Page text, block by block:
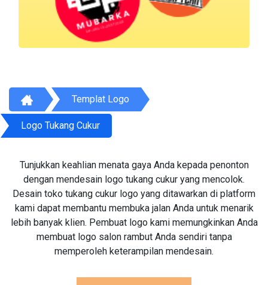
Templat Logo
Logo Tukang Cukur
Tunjukkan keahlian menata gaya Anda kepada penonton
dengan mendesain logo tukang cukur yang mencolok.
Desain toko tukang cukur logo yang ditawarkan di platform
kami dapat membantu membuka jalan Anda untuk menarik
lebih banyak klien. Pembuat logo kami memungkinkan Anda
membuat logo salon rambut Anda sendiri tanpa
memperoleh keterampilan mendesain.